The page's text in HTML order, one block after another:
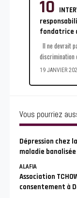
fondatrice
Il ne devrait
discrimination
19 JANVIER
Vous pourriez
Dépression chez
maladie banalisée
ALAFIA
Association
consentement à